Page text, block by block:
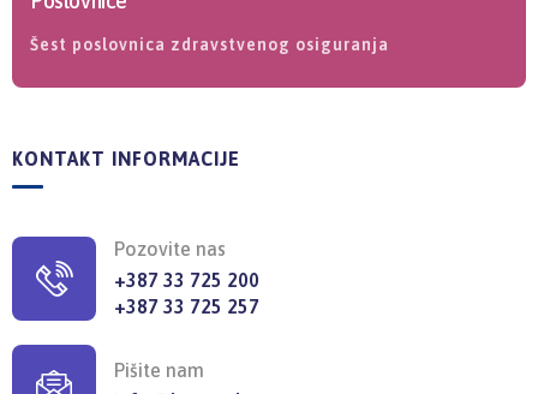
Šest poslovnica zdravstvenog osiguranja
KONTAKT INFORMACIJE
Pozovite nas
+387 33 725 200
+387 33 725 257
Pišite nam